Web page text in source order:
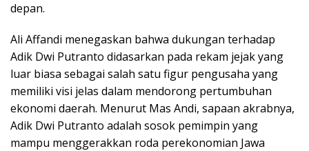
depan.
Ali Affandi menegaskan bahwa dukungan terhadap
Adik Dwi Putranto didasarkan pada rekam jejak yang
luar biasa sebagai salah satu figur pengusaha yang
memiliki visi jelas dalam mendorong pertumbuhan
ekonomi daerah. Menurut Mas Andi, sapaan akrabnya,
Adik Dwi Putranto adalah sosok pemimpin yang
mampu menggerakkan roda perekonomian Jawa